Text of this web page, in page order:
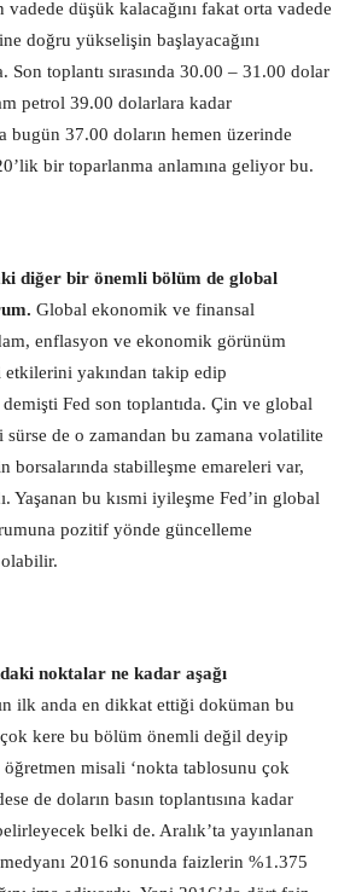
vadede düşük kalacağını fakat orta vadede
doğru yükselişin başlayacağını
Son toplantı sırasında 30.00 – 31.00 dolar
petrol 39.00 dolarlara kadar
bugün 37.00 doların hemen üzerinde
bir toparlanma anlamına geliyor bu.
diğer bir önemli bölüm de global
Global ekonomik ve finansal
enflasyon ve ekonomik görünüm
yakından takip edip
Fed son toplantıda. Çin ve global
sürse de o zamandan bu zamana volatilite
borsalarında stabilleşme emareleri var,
Yaşanan bu kısmi iyileşme Fed’in global
pozitif yönde güncelleme
olabilir.
noktalar ne kadar aşağı
ilk anda en dikkat ettiği doküman bu
kere bu bölüm önemli değil deyip
misali ‘nokta tablosunu çok
de doların basın toplantısına kadar
belki de. Aralık’ta yayınlanan
2016 sonunda faizlerin %1.375